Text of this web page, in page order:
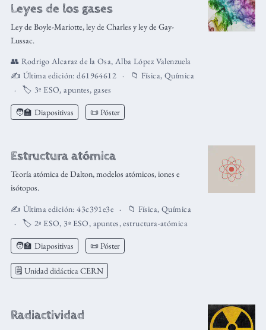
Leyes de los gases
Ley de Boyle-Mariotte, ley de Charles y ley de Gay-
Lussac.
👥 Rodrigo Alcaraz de la Osa, Alba López Valenzuela
✍️ Última edición:d61964612 📁 Física,Química
🏷️ 3º ESO,apuntes,gases
🧑‍🏫 Diapositivas 📜 Póster
Estructura atómica
Teoría atómica de Dalton, modelos atómicos, iones e
isótopos.
✍️ Última edición:43c391e3e 📁 Física,Química
🏷️ 2º ESO, 3º ESO, apuntes,estructura-atómica
🧑‍🏫 Diapositivas 📜 Póster
🗒️ Unidad didáctica CERN
Radiactividad